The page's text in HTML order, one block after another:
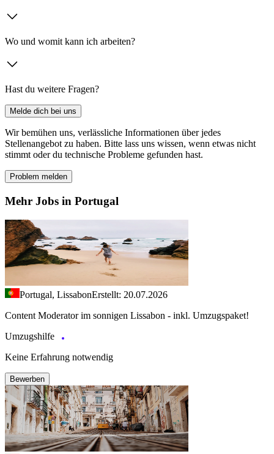
Wo und womit kann ich arbeiten?
Hast du weitere Fragen?
Melde dich bei uns
Wir bemühen uns, verlässliche Informationen über jedes
Stellenangebot zu haben. Bitte lass uns wissen, wenn etwas nicht
stimmt oder du technische Probleme gefunden hast.
Problem melden
Mehr Jobs in Portugal
Portugal, LissabonErstellt: 20.07.2026
Content Moderator im sonnigen Lissabon - inkl. Umzugspaket!
Umzugshilfe
Keine Erfahrung notwendig
Bewerben